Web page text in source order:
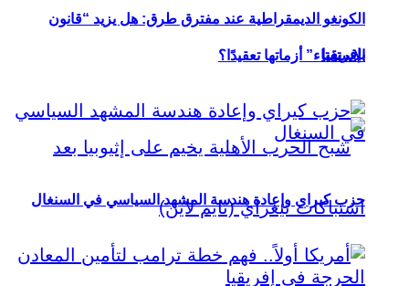
بإفريقيا
الكونغو الديمقراطية عند مفترق طرق: هل يزيد “قانون
الاستفتاء” أزماتها تعقيدًا؟
حزب كيراي وإعادة هندسة المشهد السياسي في السنغال